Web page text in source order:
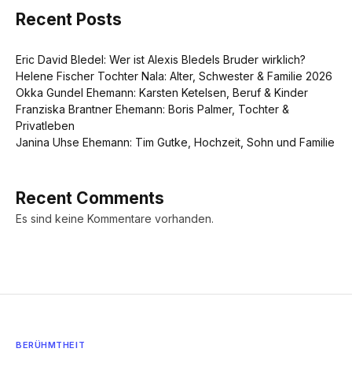
Recent Posts
Eric David Bledel: Wer ist Alexis Bledels Bruder wirklich?
Helene Fischer Tochter Nala: Alter, Schwester & Familie 2026
Okka Gundel Ehemann: Karsten Ketelsen, Beruf & Kinder
Franziska Brantner Ehemann: Boris Palmer, Tochter &
Privatleben
Janina Uhse Ehemann: Tim Gutke, Hochzeit, Sohn und Familie
Recent Comments
Es sind keine Kommentare vorhanden.
BERÜHMTHEIT